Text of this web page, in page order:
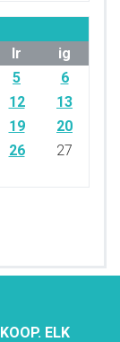
lr
ig
5
6
12
13
19
20
26
27
ELK